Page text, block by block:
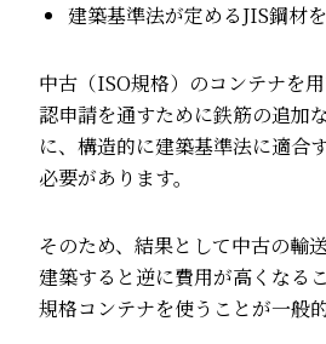
建築基準法が定めるJIS鋼材
中古（ISO規格）のコンテナを
認申請を通すために鉄筋の追加
に、構造的に建築基準法に適合
必要があります。
そのため、結果として中古の輸
建築すると逆に費用が高くなる
規格コンテナを使うことが一般